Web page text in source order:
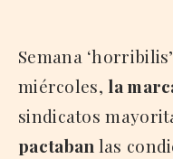
Semana
miércoles, la
sindicatos
pactaban las